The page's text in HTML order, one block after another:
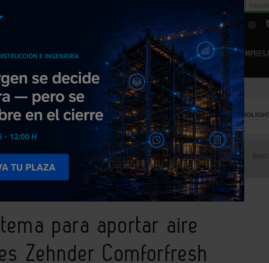
residencial 29% cambiar al alquiler temporal
|
NOTICIAS PRODUCTOS AGENDA ARTÍCULOS
EMPRESAS PREMIUM
y extraer olores Zehnder Comforfresh
para aportar aire
Zehnder Comforfresh